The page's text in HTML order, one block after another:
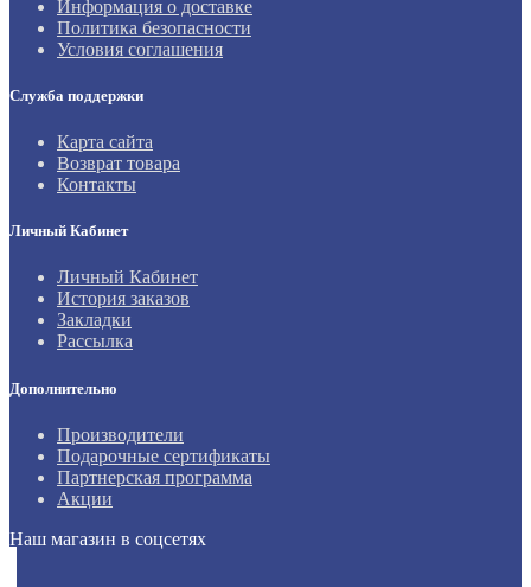
Информация о доставке
Политика безопасности
Условия соглашения
Служба поддержки
Карта сайта
Возврат товара
Контакты
Личный Кабинет
Личный Кабинет
История заказов
Закладки
Рассылка
Дополнительно
Производители
Подарочные сертификаты
Партнерская программа
Акции
Наш магазин в соцсетях